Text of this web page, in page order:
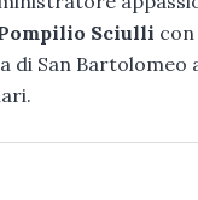
Sciulli
di San Bartolomeo